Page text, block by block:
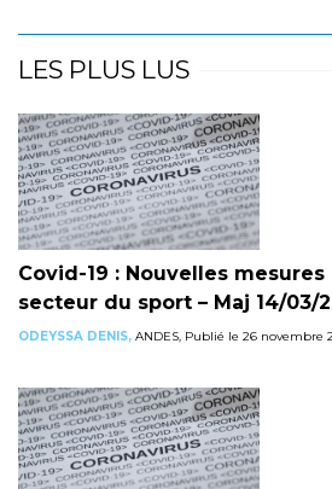
LES PLUS LUS
Covid-19 : Nouvelles
secteur du sport – Maj 14/03/
ODEYSSA DENIS, ANDES, Publié le 26 novembre